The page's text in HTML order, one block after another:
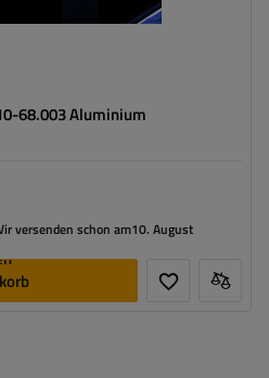
68.003 Aluminium
versenden schon am10. August